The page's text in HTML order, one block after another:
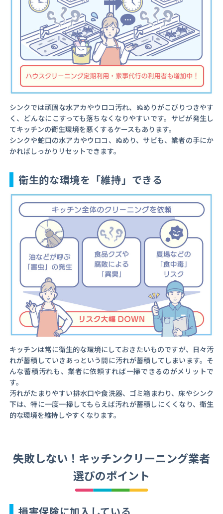
シンクでは頑固な水アカやウロコ汚れ、ぬめりがこびりつきやす
く、どんなにこすっても落ちなくなりやすいです。サビが発生し
てキッチンの衛生環境を悪くするケースもあります。
シンクや蛇口の水アカやウロコ、ぬめり、サビも、業者の手にか
かればしっかりリセットできます。
衛生的な環境を「維持」できる
キッチンは常に衛生的な環境にしておきたいものですが、日々汚
れが蓄積していきあっという間に汚れが蓄積してしまいます。そ
んな蓄積汚れも、業者に依頼すれば一掃できるのがメリットで
す。
汚れがたまりやすい排水口や食洗器、ゴミ箱まわり、床やシンク
下は、特に一度一掃してもらえば汚れが蓄積しにくくなり、衛生
的な環境を維持しやすくなります。
失敗しない！キッチンクリーニング業者
選びのポイント
損害保険に加入している